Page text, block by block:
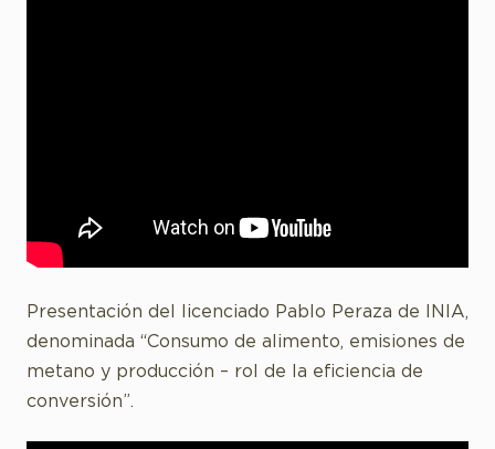
Presentación del licenciado Pablo Peraza de INIA,
denominada “Consumo de alimento, emisiones de
metano y producción – rol de la eficiencia de
conversión”.